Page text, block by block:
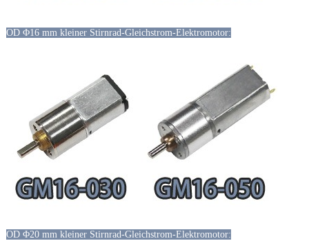
OD Φ16 mm kleiner Stirnrad-Gleichstrom-Elektromotor:
OD Φ20 mm kleiner Stirnrad-Gleichstrom-Elektromotor: